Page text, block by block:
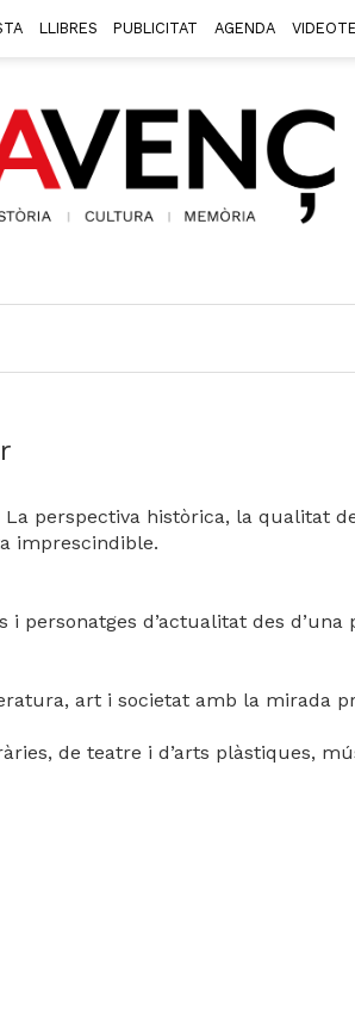
LLIBRES PUBLICITAT AGENDA
perspectiva històrica, la qualitat
imprescindible.
personatges d’actualitat des d’una
art i societat amb la mirada
de teatre i d’arts plàstiques,